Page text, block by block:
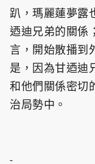
趴，瑪麗蓮夢露
迺迪兄弟的關係
言，開始散播到
是，因為甘迺迪
和他們關係密切
治局勢中。
-